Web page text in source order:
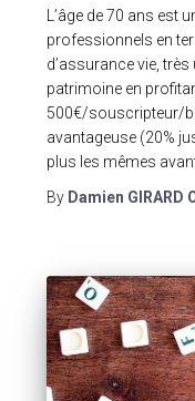
L’âge de 70 ans est
professionnels en
d’assurance vie,
patrimoine en
500€/souscripteur/
avantageuse (20%
plus les mêmes
By Damien GIRARD